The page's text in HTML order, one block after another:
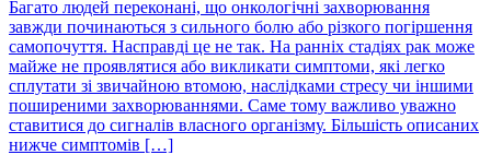
Багато людей переконані, що онкологічні захворювання
завжди починаються з сильного болю або різкого погіршення
самопочуття. Насправді це не так. На ранніх стадіях рак може
майже не проявлятися або викликати симптоми, які легко
сплутати зі звичайною втомою, наслідками стресу чи іншими
поширеними захворюваннями. Саме тому важливо уважно
ставитися до сигналів власного організму. Більшість описаних
нижче симптомів […]